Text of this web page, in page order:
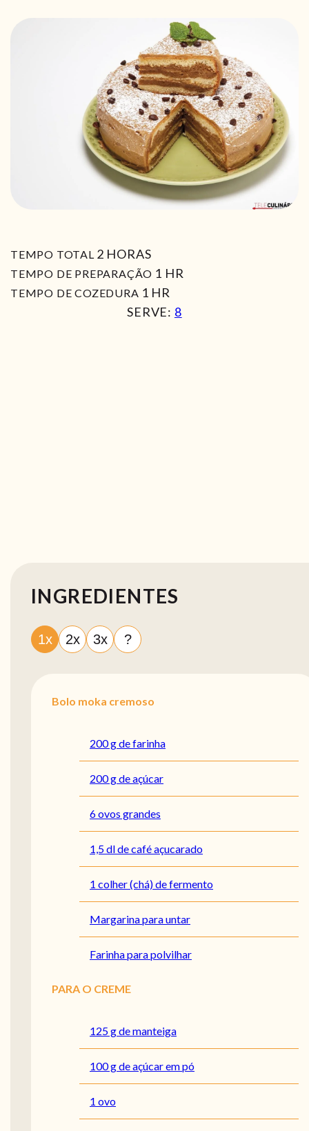
TEMPO TOTAL 2HORAS
HORAS
TEMPO DE PREPARAÇÃO 1 HORA
HR
TEMPO DE COZEDURA 1HORA
HR
SERVE: 8
INGREDIENTES
1x 2x 3x ?
Bolo moka cremoso
200 g de farinha
200 g de açúcar
6 ovos grandes
1,5 dl de café açucarado
1 colher (chá) de fermento
Margarina para untar
Farinha para polvilhar
PARA O CREME
125 g de manteiga
100 g de açúcar em pó
1 ovo